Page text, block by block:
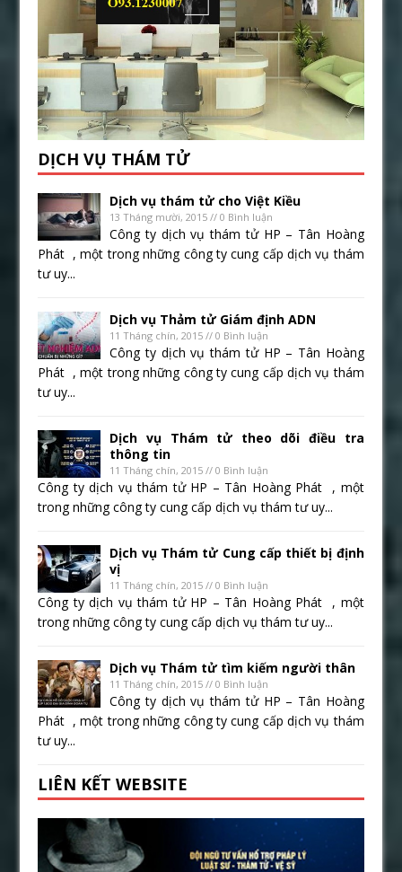
DỊCH VỤ THÁM TỬ
Dịch vụ thám tử cho Việt Kiều
13 Tháng mười, 2015 // 0 Bình luận
Công ty dịch vụ thám tử HP – Tân Hoàng
Phát , một trong những công ty cung cấp dịch vụ thám
tư uy...
Dịch vụ Thảm tử Giám định ADN
11 Tháng chín, 2015 // 0 Bình luận
Công ty dịch vụ thám tử HP – Tân Hoàng
Phát , một trong những công ty cung cấp dịch vụ thám
tư uy...
Dịch vụ Thám tử theo dõi điều tra
thông tin
11 Tháng chín, 2015 // 0 Bình luận
Công ty dịch vụ thám tử HP – Tân Hoàng Phát , một
trong những công ty cung cấp dịch vụ thám tư uy...
Dịch vụ Thám tử Cung cấp thiết bị định
vị
11 Tháng chín, 2015 // 0 Bình luận
Công ty dịch vụ thám tử HP – Tân Hoàng Phát , một
trong những công ty cung cấp dịch vụ thám tư uy...
Dịch vụ Thám tử tìm kiếm người thân
11 Tháng chín, 2015 // 0 Bình luận
Công ty dịch vụ thám tử HP – Tân Hoàng
Phát , một trong những công ty cung cấp dịch vụ thám
tư uy...
LIÊN KẾT WEBSITE